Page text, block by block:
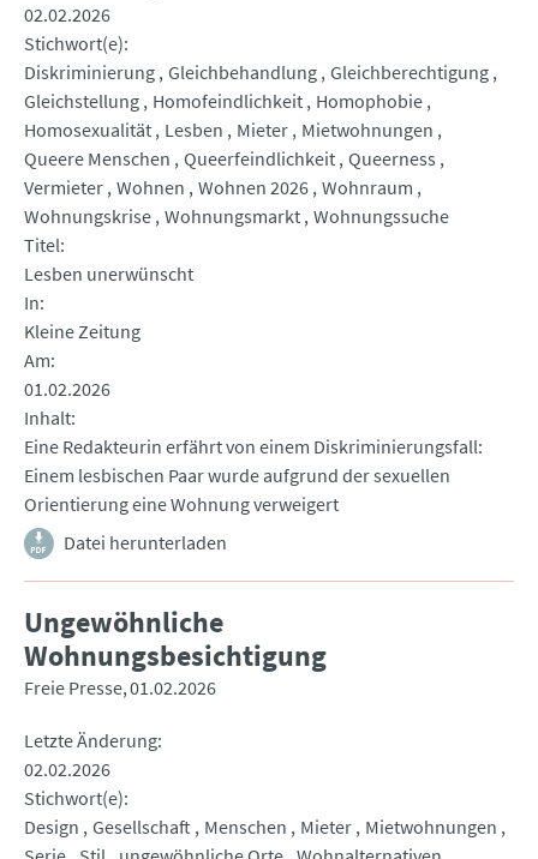
02.02.2026
Stichwort(e)
Diskriminierung Gleichbehandlung Gleichberechtigung
Gleichstellung Homofeindlichkeit Homophobie
Homosexualität Lesben Mieter Mietwohnungen
Queere Menschen Queerfeindlichkeit Queerness
Vermieter Wohnen Wohnen 2026 Wohnraum
Wohnungskrise Wohnungsmarkt Wohnungssuche
Titel
Lesben unerwünscht
In
Kleine Zeitung
Am
01.02.2026
Inhalt
Eine Redakteurin erfährt von einem Diskriminierungsfall:
Einem lesbischen Paar wurde aufgrund der sexuellen
Orientierung eine Wohnung verweigert
Datei herunterladen
Ungewöhnliche
Wohnungsbesichtigung
Freie Presse 01.02.2026
Letzte Änderung
02.02.2026
Stichwort(e)
Design Gesellschaft Menschen Mieter Mietwohnungen